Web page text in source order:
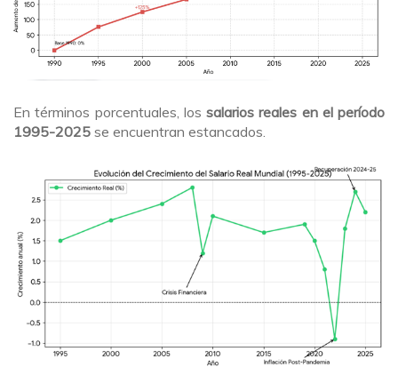
En términos porcentuales, los salarios reales en el período
1995-2025 se encuentran estancados.